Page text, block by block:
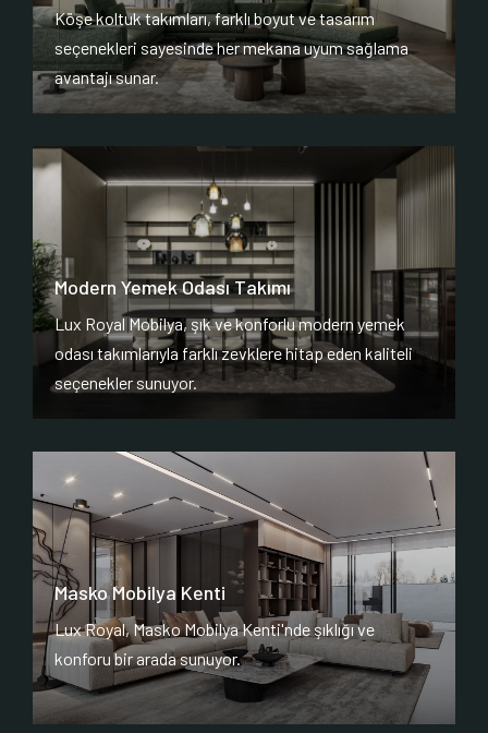
Köşe koltuk takımları, farklı boyut ve tasarım
seçenekleri sayesinde her mekana uyum sağlama
avantajı sunar.
Modern Yemek Odası Takımı
Lux Royal Mobilya, şık ve konforlu modern yemek
odası takımlarıyla farklı zevklere hitap eden kaliteli
seçenekler sunuyor.
Masko Mobilya Kenti
Lux Royal, Masko Mobilya Kenti'nde şıklığı ve
konforu bir arada sunuyor.